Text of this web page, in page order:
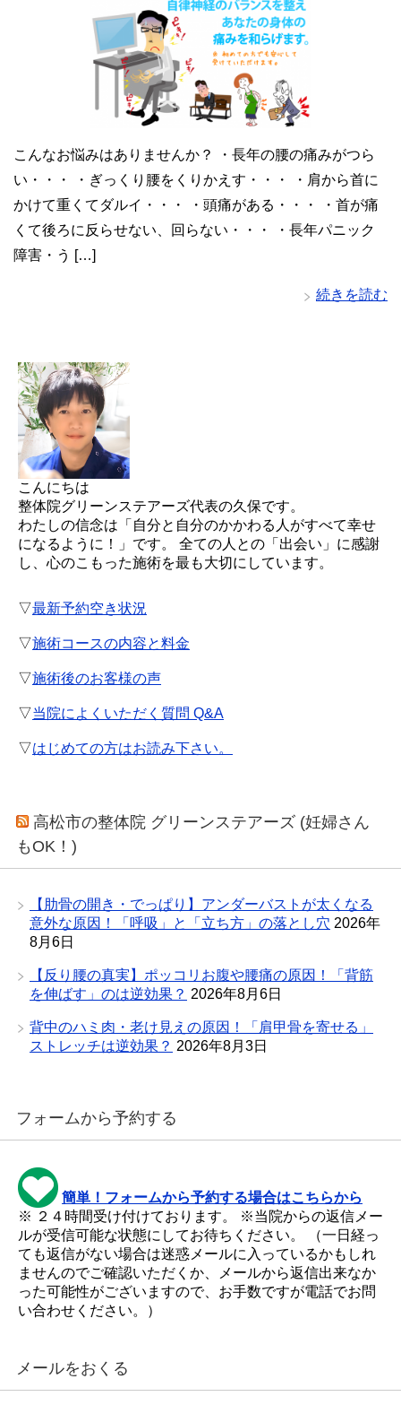
こんなお悩みはありませんか？ ・長年の腰の痛みがつら
い・・・ ・ぎっくり腰をくりかえす・・・ ・肩から首に
かけて重くてダルイ・・・ ・頭痛がある・・・ ・首が痛
くて後ろに反らせない、回らない・・・ ・長年パニック
障害・う […]
続きを読む
こんにちは
整体院グリーンステアーズ代表の久保です。
わたしの信念は「自分と自分のかかわる人がすべて幸せ
になるように！」です。 全ての人との「出会い」に感謝
し、心のこもった施術を最も大切にしています。
▽最新予約空き状況
▽施術コースの内容と料金
▽施術後のお客様の声
▽当院によくいただく質問 Q&A
▽はじめての方はお読み下さい。
高松市の整体院 グリーンステアーズ (妊婦さん
もOK！)
【肋骨の開き・でっぱり】アンダーバストが太くなる
意外な原因！「呼吸」と「立ち方」の落とし穴 2026年
8月6日
【反り腰の真実】ポッコリお腹や腰痛の原因！「背筋
を伸ばす」のは逆効果？ 2026年8月6日
背中のハミ肉・老け見えの原因！「肩甲骨を寄せる」
ストレッチは逆効果？ 2026年8月3日
フォームから予約する
簡単！フォームから予約する場合はこちらから
※ ２４時間受け付けております。 ※当院からの返信メー
ルが受信可能な状態にしてお待ちください。 （一日経っ
ても返信がない場合は迷惑メールに入っているかもしれ
ませんのでご確認いただくか、メールから返信出来なか
った可能性がございますので、お手数ですが電話でお問
い合わせください。）
メールをおくる